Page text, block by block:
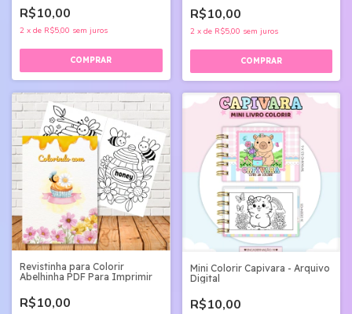
R$10,00
2 x de R$5,00 sem juros
R$10,00
2 x de R$5,00 sem juros
Revistinha para Colorir
Abelhinha PDF Para Imprimir
R$10,00
Mini Colorir Capivara - Arquivo
Digital
R$10,00